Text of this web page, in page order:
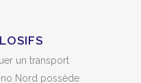
un transport
Nord possède